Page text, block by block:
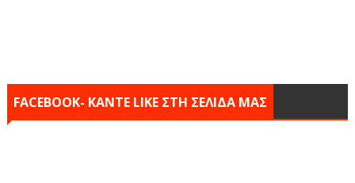
FACEBOOK- KANTE LIKE ΣΤΗ ΣΕΛΙΔΑ ΜΑΣ